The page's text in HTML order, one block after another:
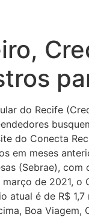
do Recife
do Conecta
em meses
(Sebrae),
de 2021,
atual é de R$
Boa